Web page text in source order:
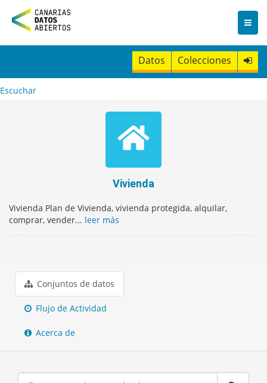
n
t
Datos Colecciones
Escuchar
Vivienda
Vivienda Plan de Vivienda, vivienda protegida, alquilar,
comprar, vender... leer más
Conjuntos de datos
Flujo de Actividad
Acerca de